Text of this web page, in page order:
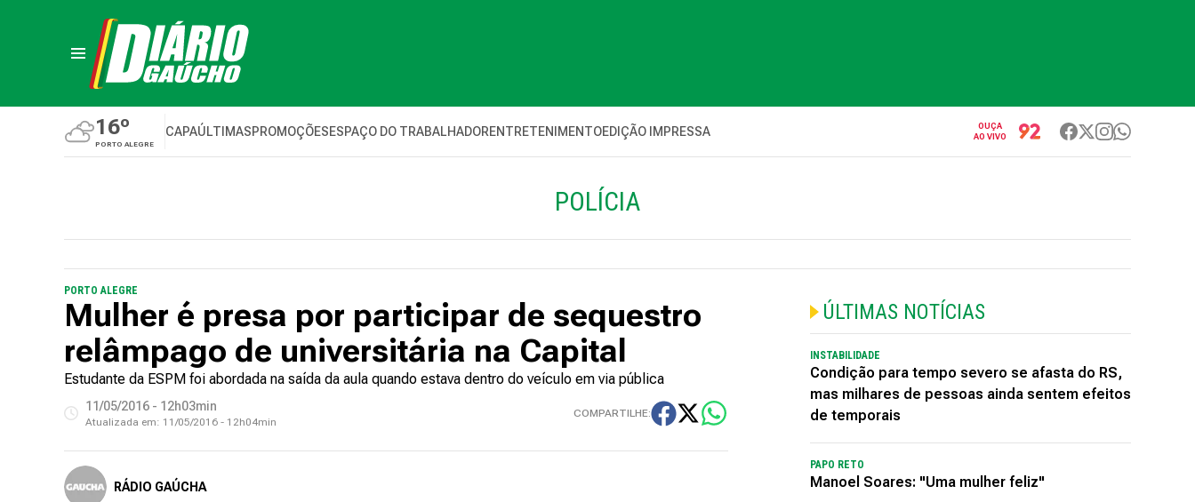
16º
PORTO ALEGRE
CAPAÚLTIMASPROMOÇÕESESPAÇO DO TRABALHADORENTRETENIMENTOEDIÇÃO IMPRESSA
OUÇA
AO VIVO
POLÍCIA
PORTO ALEGRE
Mulher é presa por participar de sequestro
relâmpago de universitária na Capital
Estudante da ESPM foi abordada na saída da aula quando estava dentro do veículo em via pública
11/05/2016 - 12h03min
Atualizada em: 11/05/2016 - 12h04min
COMPARTILHE:
RÁDIO GAÚCHA
ÚLTIMAS NOTÍCIAS
INSTABILIDADE
Condição para tempo severo se afasta do RS,
mas milhares de pessoas ainda sentem efeitos
de temporais
PAPO RETO
Manoel Soares: "Uma mulher feliz"